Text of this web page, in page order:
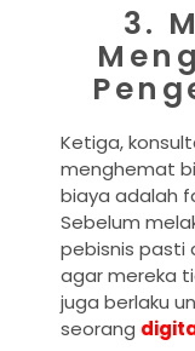
3.
Ketiga,
menghemat
biaya adalah
Sebelum
pebisnis pasti
agar mereka
juga berlaku
seorang